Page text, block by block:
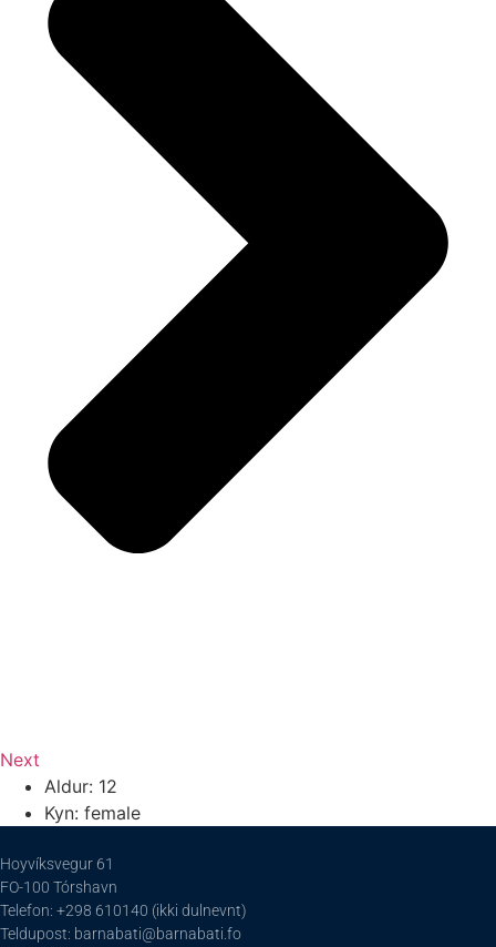
Next
Aldur: 12
Kyn: female
Hoyvíksvegur 61
FO-100 Tórshavn
Telefon: +298 610140 (ikki dulnevnt)
Teldupost: barnabati@barnabati.fo